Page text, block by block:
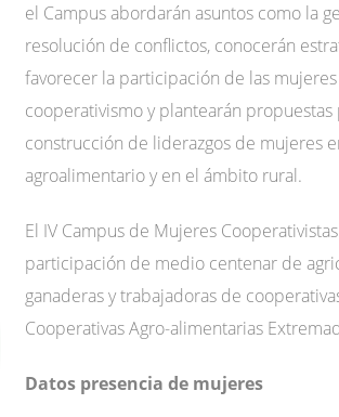
el Campus abordarán asuntos como la
resolución de conflictos, conocerán
favorecer la participación de las
cooperativismo y plantearán propuestas
construcción de liderazgos de mujeres
agroalimentario y en el ámbito rural.
El IV Campus de Mujeres
participación de medio centenar de
ganaderas y trabajadoras de
Cooperativas Agro-alimentarias
Datos presencia de mujeres